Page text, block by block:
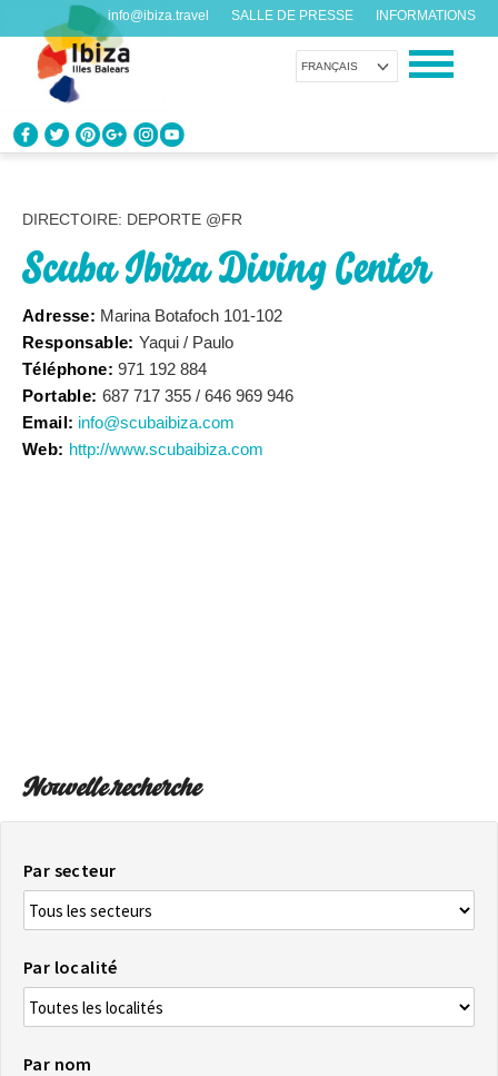
FRANÇAIS
info@ibiza.travel SALLE DE PRESSE INFORMATIONS
PROFITEZ D’IBIZA
AGENDA
Chaque jour quelque chose de nouveau
ORGANISER VOTRE VOYAGE
Avant de nous rendre visite
DIRECTOIRE: DEPORTE @FR
Scuba Ibiza Diving Center
Adresse: Marina Botafoch 101-102
Responsable: Yaqui / Paulo
Téléphone: 971 192 884
Portable: 687 717 355 / 646 969 946
Email: info@scubaibiza.com
Web: http://www.scubaibiza.com
Nouvelle recherche
Par secteur
Par localité
Par nom